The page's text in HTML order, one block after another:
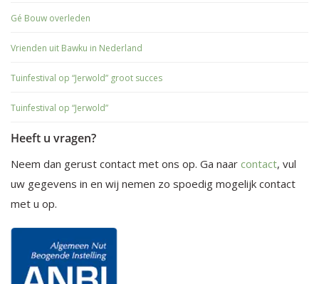
Gé Bouw overleden
Vrienden uit Bawku in Nederland
Tuinfestival op “Jerwold” groot succes
Tuinfestival op “Jerwold”
Heeft u vragen?
Neem dan gerust contact met ons op. Ga naar contact, vul
uw gegevens in en wij nemen zo spoedig mogelijk contact
met u op.